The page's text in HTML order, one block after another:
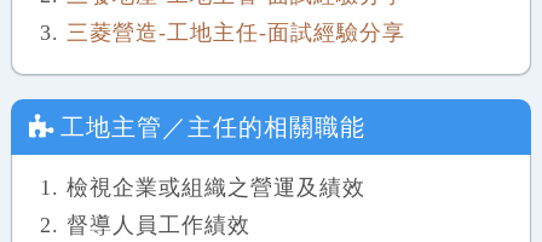
三菱營造-工地主任-面試經驗分享
工地主管／主任的相關職能
檢視企業或組織之營運及績效
督導人員工作績效